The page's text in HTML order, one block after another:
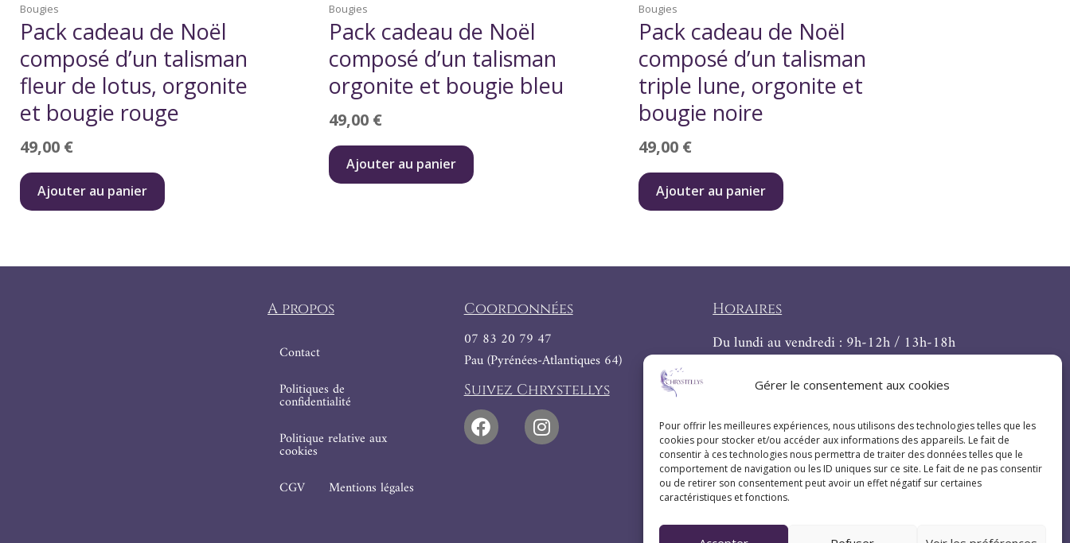
Gérer le consentement aux cookies
Pour offrir les meilleures expériences, nous utilisons des technologies telles que les
cookies pour stocker et/ou accéder aux informations des appareils. Le fait de
consentir à ces technologies nous permettra de traiter des données telles que le
comportement de navigation ou les ID uniques sur ce site. Le fait de ne pas consentir
ou de retirer son consentement peut avoir un effet négatif sur certaines
caractéristiques et fonctions.
Bougies
Pack cadeau de Noël
composé d’un talisman
fleur de lotus, orgonite
et bougie rouge
49,00 €
Ajouter au panier
Bougies
Pack cadeau de Noël
composé d’un talisman
orgonite et bougie bleu
49,00 €
Ajouter au panier
Bougies
Pack cadeau de Noël
composé d’un talisman
triple lune, orgonite et
bougie noire
49,00 €
Ajouter au panier
A propos
Contact
Politiques de
confidentialité
Politique relative aux
cookies
CGV
Mentions légales
Coordonnées
07 83 20 79 47
Pau (Pyrénées-Atlantiques 64)
Suivez Chrystellys
Horaires
Du lundi au vendredi : 9h-12h / 13h-18h
Le samedi : 9h-12h